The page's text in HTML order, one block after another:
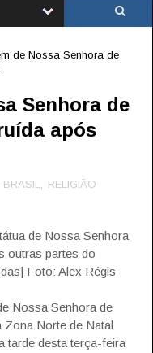
de Nossa Senhora de
Senhora de
após
BRASIL, RELIGIÃO
de Nossa Senhora
outras partes do
Foto: Alex Régis
Nossa Senhora de
Zona Norte de Natal
tarde desta terça-feira